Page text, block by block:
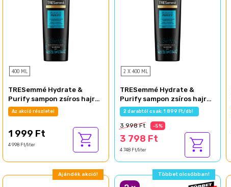
400 ML
TRESemmé Hydrate &
Purify sampon zsíros hajra
400 ml
Az akció részletei
1 999 Ft
4 998 Ft/liter
2 X 400 ML
TRESemmé Hydrate &
Purify sampon zsíros hajra
400 ml
2 darabtól csak: 1 899 Ft/db!
3 998 Ft -5%
3 798 Ft
4 748 Ft/liter
Ajándék akció! Többet olcsóbban!